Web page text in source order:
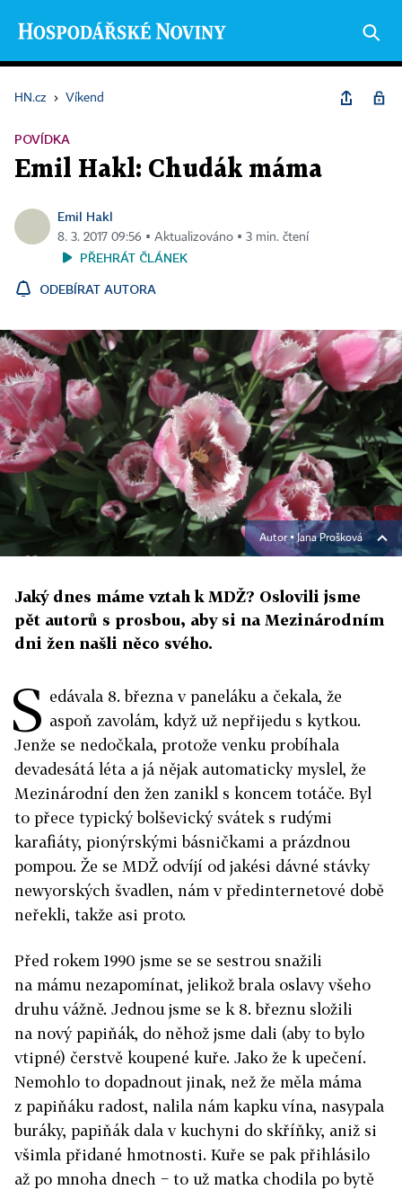
HN.cz › Víkend
POVÍDKA
Emil Hakl: Chudák máma
Emil Hakl
8. 3. 2017 09:56 ▪ Aktualizováno ▪ 3 min. čtení
PŘEHRÁT ČLÁNEK
ODEBÍRAT AUTORA
Autor ▪Jana Prošková
Jaký dnes máme vztah k MDŽ? Oslovili jsme
pět autorů s prosbou, aby si na Mezinárodním
dni žen našli něco svého.
S edávala 8. března v paneláku a čekala, že
aspoň zavolám, když už nepřijedu s kytkou.
Jenže se nedočkala, protože venku probíhala
devadesátá léta a já nějak automaticky myslel, že
Mezinárodní den žen zanikl s koncem totáče. Byl
to přece typický bolševický svátek s rudými
karafiáty, pionýrskými básničkami a prázdnou
pompou. Že se MDŽ odvíjí od jakési dávné stávky
newyorských švadlen, nám v před­internetové době
neřekli, takže asi proto.
Před rokem 1990 jsme se se sestrou snažili
na mámu nezapomínat, jelikož brala oslavy všeho
druhu vážně. Jednou jsme se k 8. březnu složili
na nový papiňák, do něhož jsme dali (aby to bylo
vtipné) čerstvě koupené kuře. Jako že k upečení.
Nemohlo to dopadnout jinak, než že měla máma
z papiňáku radost, nalila nám kapku vína, nasypala
buráky, papiňák dala v kuchyni do skříňky, aniž si
všimla přidané hmotnosti. Kuře se pak přihlásilo
až po mnoha dnech − to už matka chodila po bytě